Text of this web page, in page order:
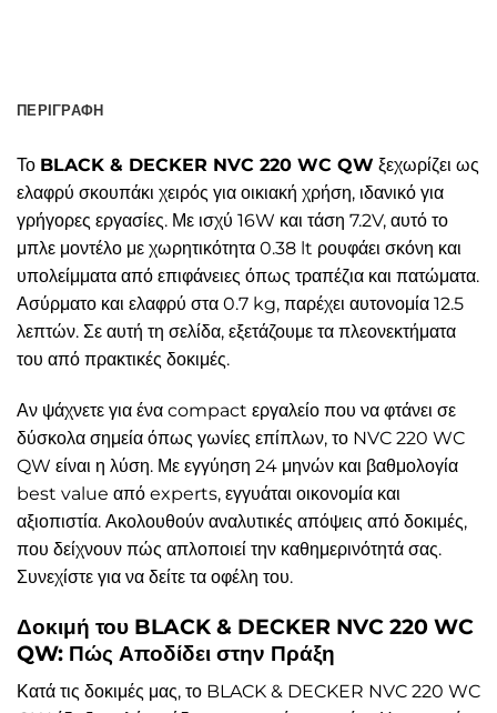
ΠΕΡΙΓΡΑΦΉ
Το BLACK & DECKER NVC 220 WC QW ξεχωρίζει ως
ελαφρύ σκουπάκι χειρός για οικιακή χρήση, ιδανικό για
γρήγορες εργασίες. Με ισχύ 16W και τάση 7.2V, αυτό το
μπλε μοντέλο με χωρητικότητα 0.38 lt ρουφάει σκόνη και
υπολείμματα από επιφάνειες όπως τραπέζια και πατώματα.
Ασύρματο και ελαφρύ στα 0.7 kg, παρέχει αυτονομία 12.5
λεπτών. Σε αυτή τη σελίδα, εξετάζουμε τα πλεονεκτήματα
του από πρακτικές δοκιμές.
Αν ψάχνετε για ένα compact εργαλείο που να φτάνει σε
δύσκολα σημεία όπως γωνίες επίπλων, το NVC 220 WC
QW είναι η λύση. Με εγγύηση 24 μηνών και βαθμολογία
best value από experts, εγγυάται οικονομία και
αξιοπιστία. Ακολουθούν αναλυτικές απόψεις από δοκιμές,
που δείχνουν πώς απλοποιεί την καθημερινότητά σας.
Συνεχίστε για να δείτε τα οφέλη του.
Δοκιμή του BLACK & DECKER NVC 220 WC
QW: Πώς Αποδίδει στην Πράξη
Κατά τις δοκιμές μας, το BLACK & DECKER NVC 220 WC